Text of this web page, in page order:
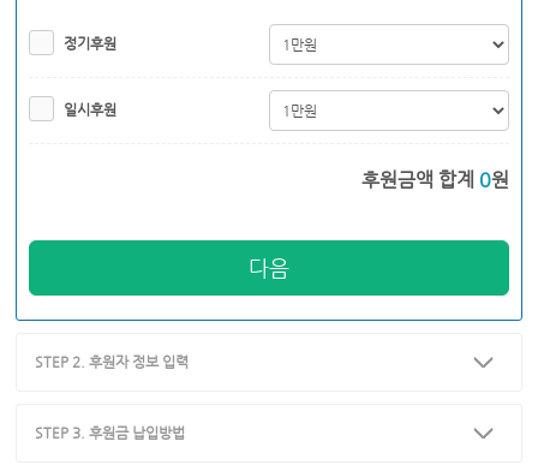
정기후원
일시후원
후원금액 합계 0원
다음
STEP 2. 후원자 정보 입력
STEP 3. 후원금 납입방법